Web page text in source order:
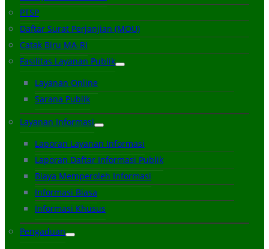
PTSP
Daftar Surat Perjanjian (MOU)
Catak Biru MA-RI
Fasilitas Layanan Publik
Layanan Online
Sarana Publik
Layanan Informasi
Laporan Layanan Informasi
Laporan Daftar Informasi Publik
Biaya Memperoleh Informasi
Informasi Biasa
Informasi Khusus
Pengaduan